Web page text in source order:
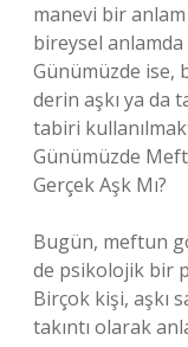
manevi bir anlam
bireysel anlamda
Günümüzde ise,
derin aşkı ya da
tabiri
Günümüzde
Gerçek Aşk Mı?
Bugün, meftun
de psikolojik bir
Birçok kişi, aşkı
takıntı olarak